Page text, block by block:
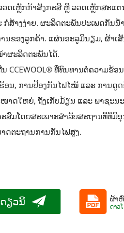
ດເຫຼັກກ້າສັງກະສີ ຫຼື ລວດເຫຼັກສະແ
ກໍ່ສ້າງງ່າຍ. ຜະລິດຕະພັນປະເພດກັນ
ນຂອງລູກຄ້າ. ແຜ່ນອະລູມິນຽມ, ຜ້າ
ຜະລິດຕະພັນໄດ້.
CCEWOOL® ທີ່ທົນທານຕໍ່ຄວາມຮ້
ອນ, ການປ້ອງກັນໄຟໄໝ້ ແລະ ການດູ
າດໃຫຍ່, ຖັງເກັບມ້ຽນ ແລະ ພາຊະນ
ສົມໂດຍສະເພາະສຳລັບສະຖານທີ່ທີ່
ດຕະຖານການກັນໄຟສູງ.
ຽວນີ້ ຜ້າ
ດາວ